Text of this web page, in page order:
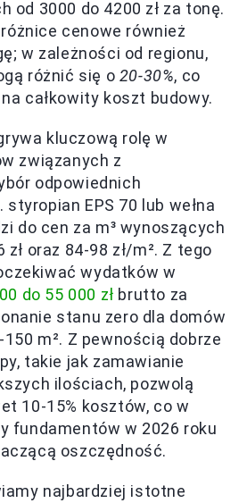
od 3000 do 4200 zł za tonę.
cenowe również
w zależności od regionu,
różnić się o 20-30%, co
całkowity koszt budowy.
kluczową rolę w
związanych z
odpowiednich
styropian EPS 70 lub wełna
do cen za m³ wynoszących
oraz 84-98 zł/m². Z tego
wydatków w
do 55 000 zł brutto za
stanu zero dla domów
m². Z pewnością dobrze
takie jak zamawianie
ilościach, pozwolą
10-15% kosztów, co w
fundamentów w 2026 roku
oszczędność.
najbardziej istotne